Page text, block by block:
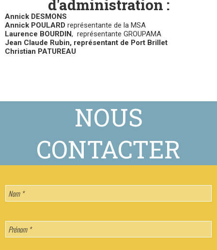
d'administration :
Annick DESMONS
Annick POULARD représentante de la MSA
Laurence BOURDIN, représentante GROUPAMA
Jean Claude Rubin, représentant de Port Brillet
Christian PATUREAU